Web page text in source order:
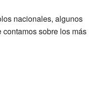
nacionales, algunos
sobre los más